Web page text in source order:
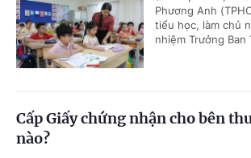
Phương Anh
tiểu học, làm chủ
nhiệm Trưởng
Cấp Giấy chứng nhận cho bên
nào?